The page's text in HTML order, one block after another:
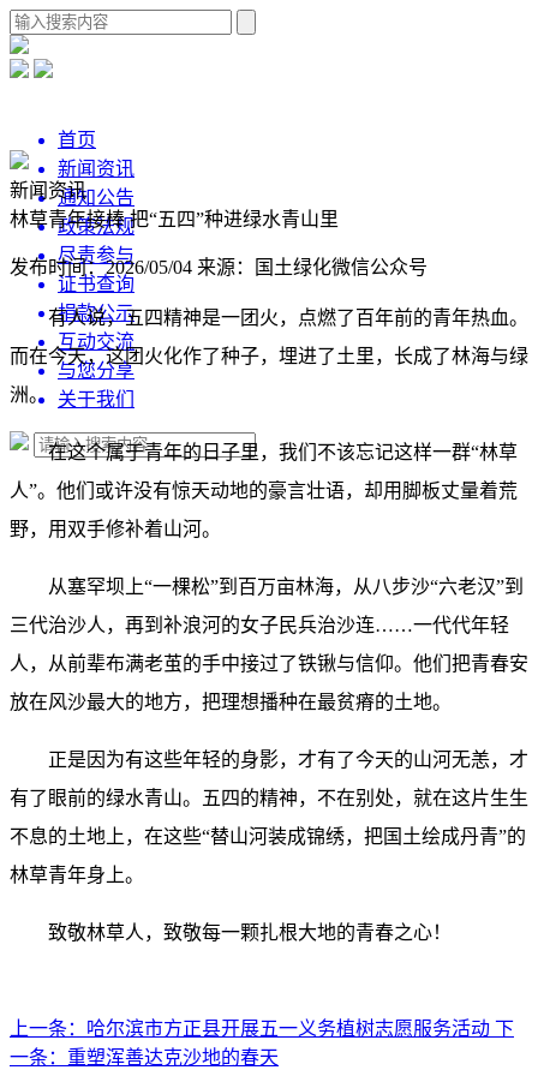
首页
新闻资讯
通知公告
政策法规
尽责参与
证书查询
捐款公示
互动交流
与您分享
关于我们
新闻资讯
林草青年接棒 把“五四”种进绿水青山里
发布时间：2026/05/04 来源：国土绿化微信公众号
有人说，五四精神是一团火，点燃了百年前的青年热血。
而在今天，这团火化作了种子，埋进了土里，长成了林海与绿
洲。
在这个属于青年的日子里，我们不该忘记这样一群“林草
人”。他们或许没有惊天动地的豪言壮语，却用脚板丈量着荒
野，用双手修补着山河。
从塞罕坝上“一棵松”到百万亩林海，从八步沙“六老汉”到
三代治沙人，再到补浪河的女子民兵治沙连……一代代年轻
人，从前辈布满老茧的手中接过了铁锹与信仰。他们把青春安
放在风沙最大的地方，把理想播种在最贫瘠的土地。
正是因为有这些年轻的身影，才有了今天的山河无恙，才
有了眼前的绿水青山。五四的精神，不在别处，就在这片生生
不息的土地上，在这些“替山河装成锦绣，把国土绘成丹青”的
林草青年身上。
致敬林草人，致敬每一颗扎根大地的青春之心！
上一条： 哈尔滨市方正县开展五一义务植树志愿服务活动 下
一条： 重塑浑善达克沙地的春天